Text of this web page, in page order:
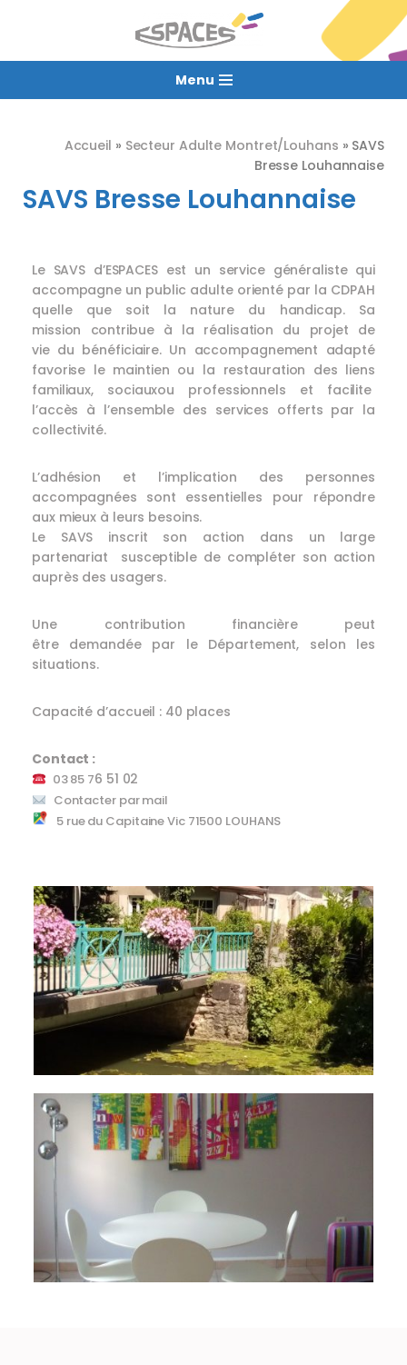
Menu
Accueil » Secteur Adulte Montret/Louhans » SAVS
Bresse Louhannaise
SAVS Bresse Louhannaise
Le SAVS d’ESPACES est un service généraliste qui
accompagne un public adulte orienté par la CDPAH
quelle que soit la nature du handicap. Sa
mission contribue à la réalisation du projet de
vie du bénéficiaire. Un accompagnement adapté
favorise le maintien ou la restauration des liens
familiaux, sociauxou professionnels et facilite
l’accès à l’ensemble des services offerts par la
collectivité.
L’adhésion et l’implication des personnes
accompagnées sont essentielles pour répondre
aux mieux à leurs besoins.
Le SAVS inscrit son action dans un large
partenariat susceptible de compléter son action
auprès des usagers.
Une contribution financière peut
être demandée par le Département, selon les
situations.
Capacité d’accueil : 40 places
Contact :
03 85 76 51 02
Contacter par mail
5 rue du Capitaine Vic 71500 LOUHANS